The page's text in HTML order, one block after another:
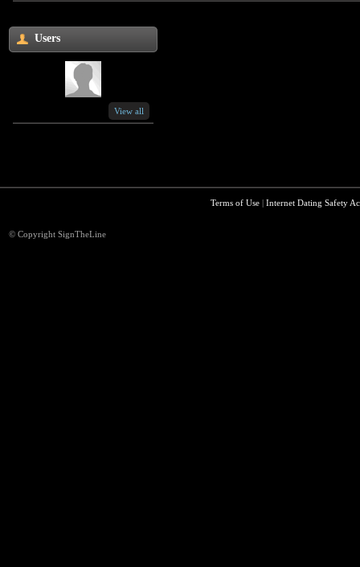
Users
View all
Terms of Use| Internet Dating Safety
© Copyright SignTheLine